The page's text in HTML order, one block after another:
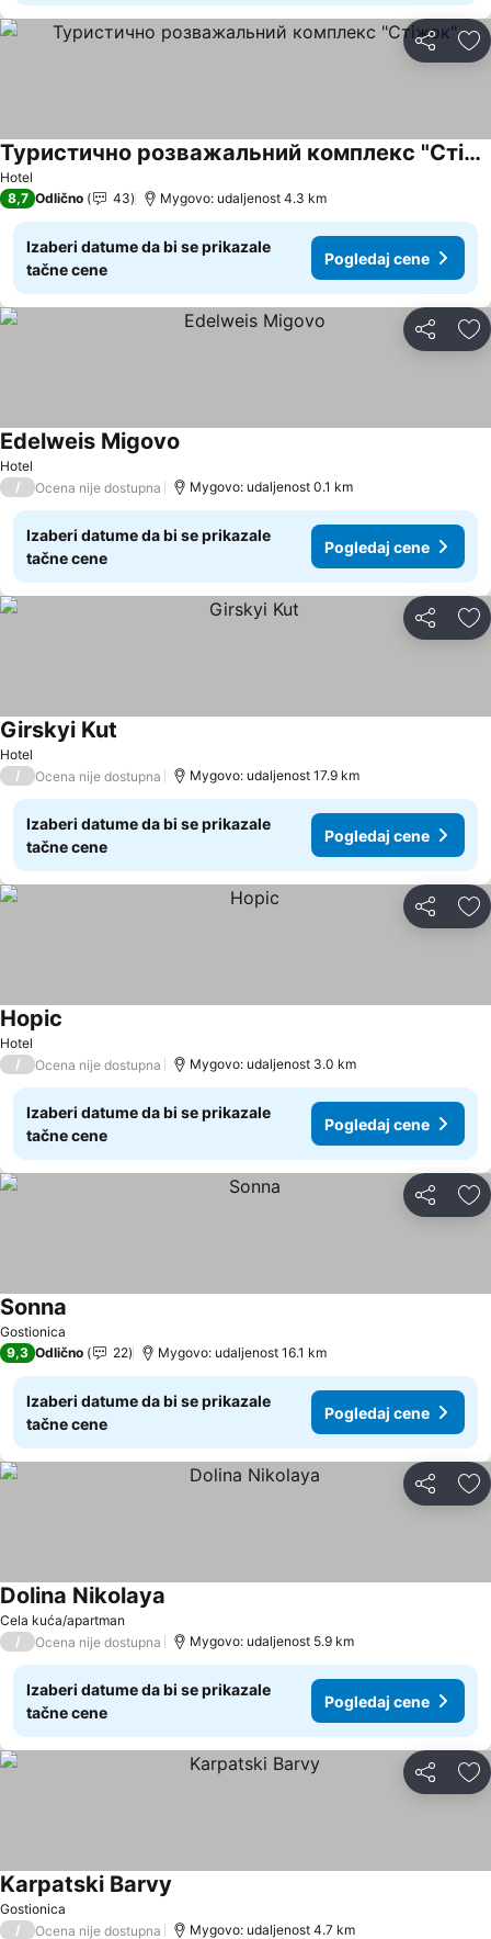
Deli
Hotel
Туристично розважальний комплекс "Стіжок"
8,7 Odlično 43 Mygovo: udaljenost 4.3 km
Izaberi datume da bi se prikazale
tačne cene
Pogledaj cene
Deli
Hotel
Edelweis Migovo
/ Ocena nije dostupna Mygovo: udaljenost 0.1 km
Izaberi datume da bi se prikazale
tačne cene
Pogledaj cene
Deli
Hotel
Girskyi Kut
/ Ocena nije dostupna Mygovo: udaljenost 17.9 km
Izaberi datume da bi se prikazale
tačne cene
Pogledaj cene
Deli
Hotel
Норіс
/ Ocena nije dostupna Mygovo: udaljenost 3.0 km
Izaberi datume da bi se prikazale
tačne cene
Pogledaj cene
Deli
Gostionica
Sonna
9,3 Odlično 22 Mygovo: udaljenost 16.1 km
Izaberi datume da bi se prikazale
tačne cene
Pogledaj cene
Deli
Cela kuća/apartman
Dolina Nikolaya
/ Ocena nije dostupna Mygovo: udaljenost 5.9 km
Izaberi datume da bi se prikazale
tačne cene
Pogledaj cene
Deli
Gostionica
Karpatski Barvy
/ Ocena nije dostupna Mygovo: udaljenost 4.7 km